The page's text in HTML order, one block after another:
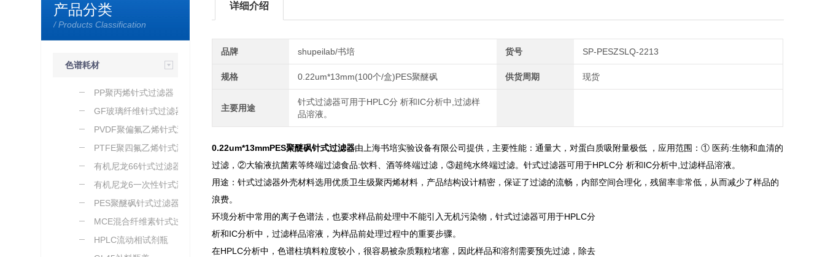
产品分类
/ Products Classification
色谱耗材
PP聚丙烯针式过滤器
GF玻璃纤维针式过滤器
PVDF聚偏氟乙烯针式过
滤器
PTFE聚四氟乙烯针式滤
器
有机尼龙66针式过滤器
有机尼龙6一次性针式滤
器
PES聚醚砜针式过滤器
MCE混合纤维素针式过滤
器
HPLC流动相试剂瓶
详细介绍
品牌 shupeilab/书培 货号 SP-PESZSLQ-2213
规格 0.22um*13mm(100个/盒)PES聚醚砜 供货周期 现货
主要用途
针式过滤器可用于HPLC分 析和IC分析中,过滤样
品溶液。
0.22um*13mmPES聚醚砜针式过滤器由上海书培实验设备有限公司提供，主要性能：通量大，对蛋白质吸附量极低 ，应用范围：① 医药:生物和血清的
过滤，②大输液抗菌素等终端过滤食品:饮料、酒等终端过滤，③超纯水终端过滤。针式过滤器可用于HPLC分 析和IC分析中,过滤样品溶液。
用途：针式过滤器外壳材料选用优质卫生级聚丙烯材料，产品结构设计精密，保证了过滤的流畅，内部空间合理化，残留率非常低，从而减少了样品的
浪费。
环境分析中常用的离子色谱法，也要求样品前处理中不能引入无机污染物，针式过滤器可用于HPLC分
析和IC分析中，过滤样品溶液，为样品前处理过程中的重要步骤。
在HPLC分析中，色谱柱填料粒度较小，很容易被杂质颗粒堵塞，因此样品和溶剂需要预先过滤，除去